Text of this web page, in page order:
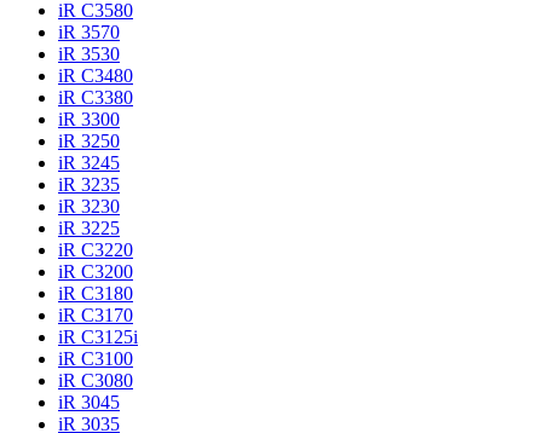
iR C3580
iR 3570
iR 3530
iR C3480
iR C3380
iR 3300
iR 3250
iR 3245
iR 3235
iR 3230
iR 3225
iR C3220
iR C3200
iR C3180
iR C3170
iR C3125i
iR C3100
iR C3080
iR 3045
iR 3035